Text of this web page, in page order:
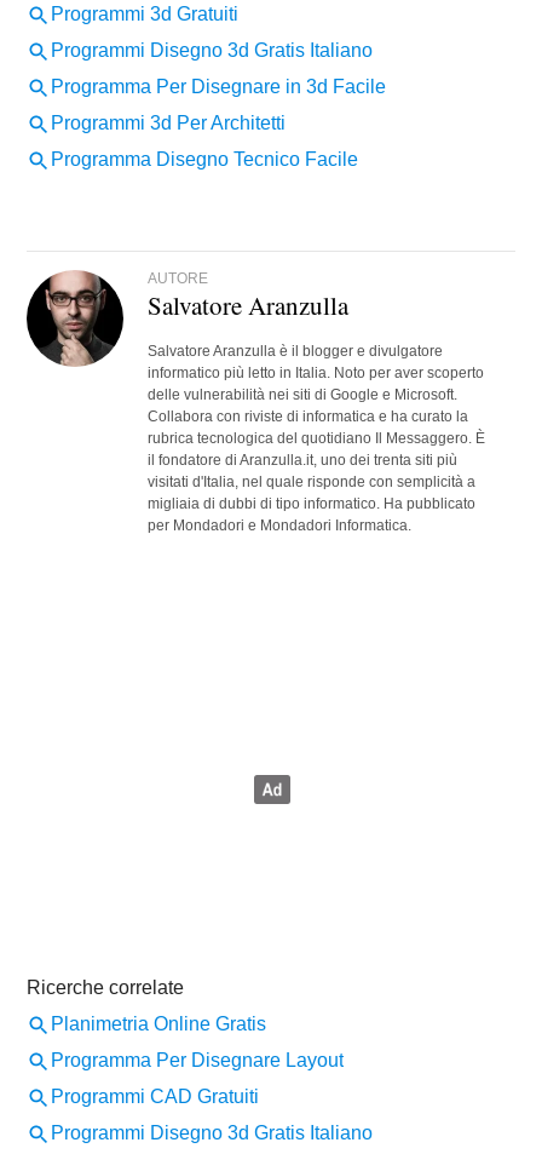
AUTORE
Salvatore Aranzulla
Salvatore Aranzulla è il blogger e divulgatore
informatico più letto in Italia. Noto per aver scoperto
delle vulnerabilità nei siti di Google e Microsoft.
Collabora con riviste di informatica e ha curato la
rubrica tecnologica del quotidiano Il Messaggero. È
il fondatore di Aranzulla.it, uno dei trenta siti più
visitati d'Italia, nel quale risponde con semplicità a
migliaia di dubbi di tipo informatico. Ha pubblicato
per Mondadori e Mondadori Informatica.